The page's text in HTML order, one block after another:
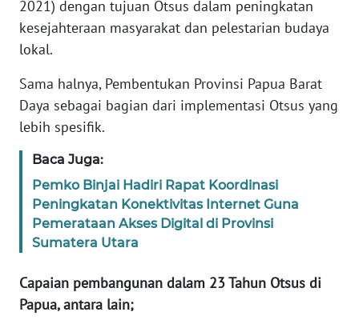
2021) dengan tujuan Otsus dalam peningkatan
kesejahteraan masyarakat dan pelestarian budaya
lokal.
Sama halnya, Pembentukan Provinsi Papua Barat
Daya sebagai bagian dari implementasi Otsus yang
lebih spesifik.
Baca Juga:
Pemko Binjai Hadiri Rapat Koordinasi
Peningkatan Konektivitas Internet Guna
Pemerataan Akses Digital di Provinsi
Sumatera Utara
Capaian pembangunan dalam 23 Tahun Otsus di
Papua, antara lain;
WN
RIAU
WN
SERAMBI
WN
JAMBI
WN
SULTRA
WN